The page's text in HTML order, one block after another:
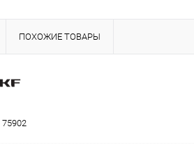
ПОХОЖИЕ ТОВАРЫ
75902